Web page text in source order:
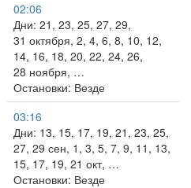
02:06
Дни: 21, 23, 25, 27, 29,
31 октября, 2, 4, 6, 8, 10, 12,
14, 16, 18, 20, 22, 24, 26,
28 ноября, …
Остановки: Везде
03:16
Дни: 13, 15, 17, 19, 21, 23, 25,
27, 29 сен, 1, 3, 5, 7, 9, 11, 13,
15, 17, 19, 21 окт, …
Остановки: Везде